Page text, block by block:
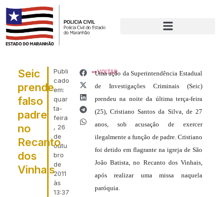
Publi
cado
em:
quar
ta-
feira
, 26
de
outu
bro
de
2011
às
13:37
Seic
prende
falso
padre
no
Recanto
dos
Vinhais
VOLTAR
Uma ação da Superintendência Estadual
de Investigações Criminais (Seic)
prendeu na noite da última terça-feira
(25), Cristiano Santos da Silva, de 27
anos, sob acusação de exercer
ilegalmente a função de padre. Cristiano
foi detido em flagrante na igreja de São
João Batista, no Recanto dos Vinhais,
após realizar uma missa naquela
paróquia.